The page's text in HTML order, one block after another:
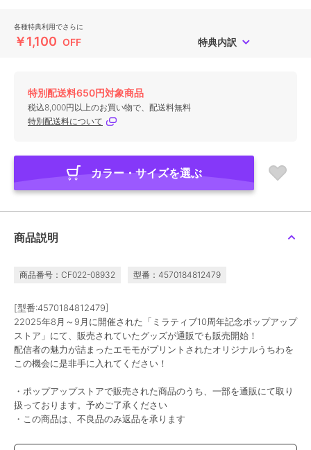
各種特典利用でさらに
￥1,100 OFF 特典内訳
特別配送料650円対象商品
税込8,000円以上のお買い物で、配送料無料
特別配送料について
カラー・サイズを選ぶ
商品説明
商品番号：CF022-08932 型番：4570184812479
[型番:4570184812479]
22025年8月～9月に開催された「ミラティブ10周年記念ポップアップ
ストア」にて、販売されていたグッズが通販でも販売開始！
配信者の魅力が詰まったエモモがプリントされたオリジナルうちわを
この機会に是非手に入れてください！
・ポップアップストアで販売された商品のうち、一部を通販にて取り
扱っております。予めご了承ください
・この商品は、不良品のみ返品を承ります